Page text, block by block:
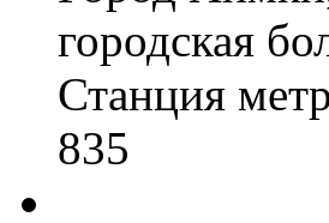
городская
Станция
835